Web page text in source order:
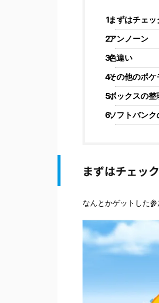
まずはチェッ
アンノーン
色違い
その他のポケ
ボックスの整
ソフトバンク
まずはチェッ
なんとかゲットした